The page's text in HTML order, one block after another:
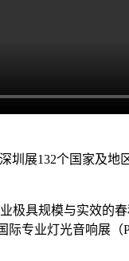
圳展132个国家及地
具规模与实效的春
专业灯光音响展（